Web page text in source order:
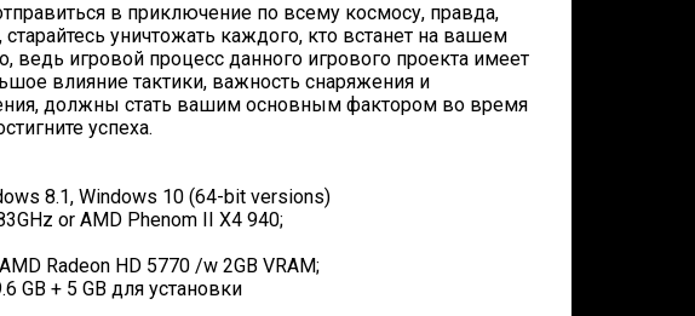
в приключение по всему космосу, правда,
уничтожать каждого, кто встанет на вашем
ведь игровой процесс данного игрового проекта имеет
влияние тактики, важность снаряжения и
должны стать вашим основным фактором во время
успеха.
8.1, Windows 10 (64-bit versions)
or AMD Phenom II X4 940;
Radeon HD 5770 /w 2GB VRAM;
GB + 5 GB для установки